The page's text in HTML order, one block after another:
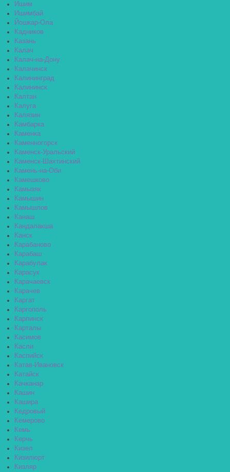
Ишим
Ишимбай
Йошкар-Ола
Кадников
Казань
Калач
Калач-на-Дону
Калачинск
Калининград
Калининск
Калтан
Калуга
Калязин
Камбарка
Каменка
Каменногорск
Каменск-Уральский
Каменск-Шахтинский
Камень-на-Оби
Камешково
Камызяк
Камышин
Камышлов
Канаш
Кандалакша
Канск
Карабаново
Карабаш
Карабулак
Карасук
Карачаевск
Карачев
Каргат
Каргополь
Карпинск
Карталы
Касимов
Касли
Каспийск
Катав-Ивановск
Катайск
Качканар
Кашин
Кашира
Кедровый
Кемерово
Кемь
Керчь
Кизел
Кизилюрт
Кизляр